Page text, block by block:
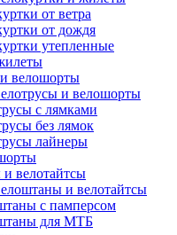
от ветра
от дождя
утепленные
велошорты
и велошорты
с лямками
без лямок
лайнеры
велотайтсы
и велотайтсы
с памперсом
для МТБ